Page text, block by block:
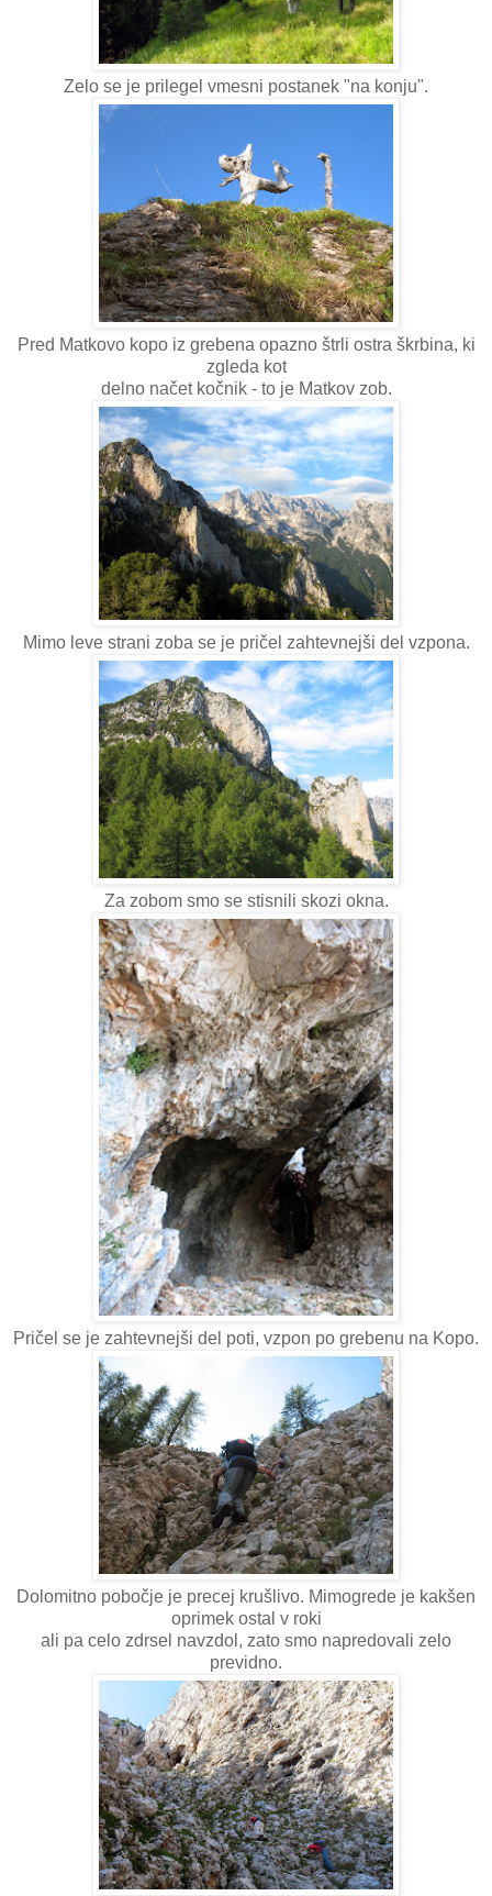
Zelo se je prilegel vmesni postanek "na konju".
Pred Matkovo kopo iz grebena opazno štrli ostra škrbina, ki
zgleda kot
delno načet kočnik - to je Matkov zob.
Mimo leve strani zoba se je pričel zahtevnejši del vzpona.
Za zobom smo se stisnili skozi okna.
Pričel se je zahtevnejši del poti, vzpon po grebenu na Kopo.
Dolomitno pobočje je precej krušlivo. Mimogrede je kakšen
oprimek ostal v roki
ali pa celo zdrsel navzdol, zato smo napredovali zelo
previdno.